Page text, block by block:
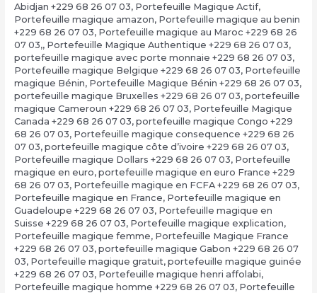
Abidjan +229 68 26 07 03, Portefeuille Magique Actif,
Portefeuille magique amazon, Portefeuille magique au benin
+229 68 26 07 03, Portefeuille magique au Maroc +229 68 26
07 03,, Portefeuille Magique Authentique +229 68 26 07 03,
portefeuille magique avec porte monnaie +229 68 26 07 03,
Portefeuille magique Belgique +229 68 26 07 03, Portefeuille
magique Bénin, Portefeuille Magique Bénin +229 68 26 07 03,
portefeuille magique Bruxelles +229 68 26 07 03, portefeuille
magique Cameroun +229 68 26 07 03, Portefeuille Magique
Canada +229 68 26 07 03, portefeuille magique Congo +229
68 26 07 03, Portefeuille magique consequence +229 68 26
07 03, portefeuille magique côte d’ivoire +229 68 26 07 03,
Portefeuille magique Dollars +229 68 26 07 03, Portefeuille
magique en euro, portefeuille magique en euro France +229
68 26 07 03, Portefeuille magique en FCFA +229 68 26 07 03,
Portefeuille magique en France, Portefeuille magique en
Guadeloupe +229 68 26 07 03, Portefeuille magique en
Suisse +229 68 26 07 03, Portefeuille magique explication,
Portefeuille magique femme, Portefeuille Magique France
+229 68 26 07 03, portefeuille magique Gabon +229 68 26 07
03, Portefeuille magique gratuit, portefeuille magique guinée
+229 68 26 07 03, Portefeuille magique henri affolabi,
Portefeuille magique homme +229 68 26 07 03, Portefeuille